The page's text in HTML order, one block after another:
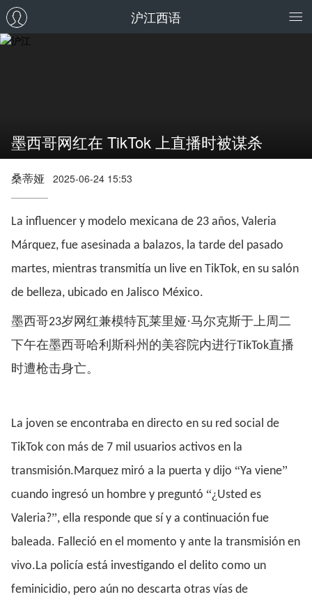
沪江西语
墨西哥网红在 TikTok 上直播时被谋杀
桑蒂娅 2025-06-24 15:53
La influencer y modelo mexicana de 23 años, Valeria
Márquez, fue asesinada a balazos, la tarde del pasado
martes, mientras transmitía un live en TikTok, en su salón
de belleza, ubicado en Jalisco México.
墨西哥23岁网红兼模特瓦莱里娅·马尔克斯于上周二
下午在墨西哥哈利斯科州的美容院内进行TikTok直播
时遭枪击身亡。
La joven se encontraba en directo en su red social de
TikTok con más de 7 mil usuarios activos en la
transmisión.Marquez miró a la puerta y dijo “Ya viene”
cuando ingresó un hombre y preguntó “¿Usted es
Valeria?”, ella responde que sí y a continuación fue
baleada. Falleció en el momento y ante la transmisión en
vivo.La policía está investigando el delito como un
feminicidio, pero aún no descarta otras vías de